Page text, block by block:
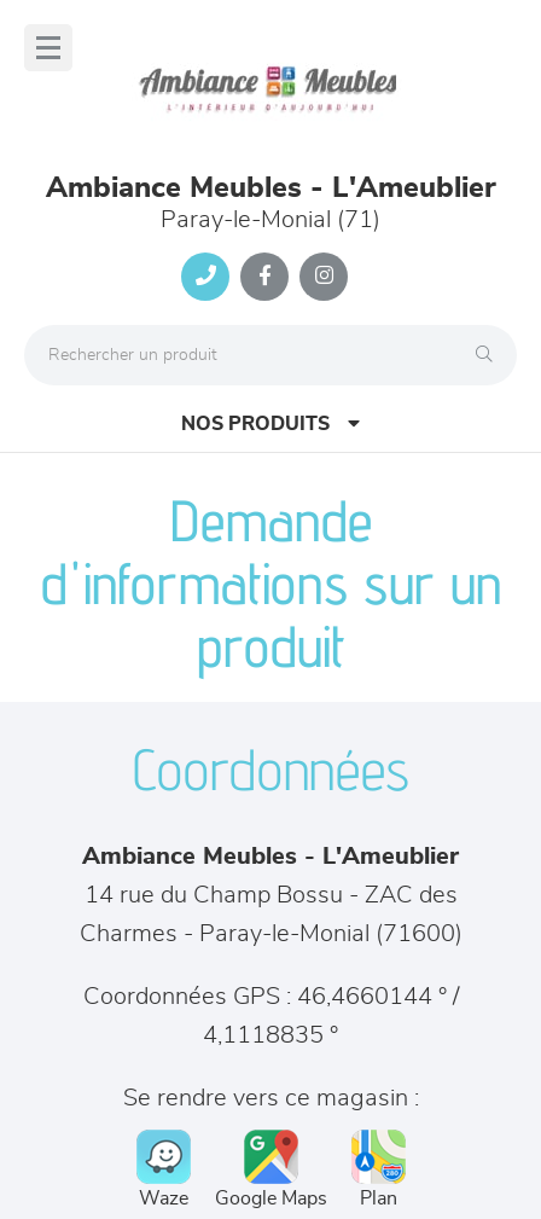
Ambiance Meubles - L'Ameublier
Paray-le-Monial (71)
NOS PRODUITS
canapés et fauteuils
séjours
meubles de complément
chambres et dressing
décoration
Demande
d'informations sur un
produit
Coordonnées
Ambiance Meubles - L'Ameublier
14 rue du Champ Bossu - ZAC des
Charmes - Paray-le-Monial (71600)
Coordonnées GPS : 46,4660144 ° /
4,1118835 °
Se rendre vers ce magasin :
Waze Google Maps Plan